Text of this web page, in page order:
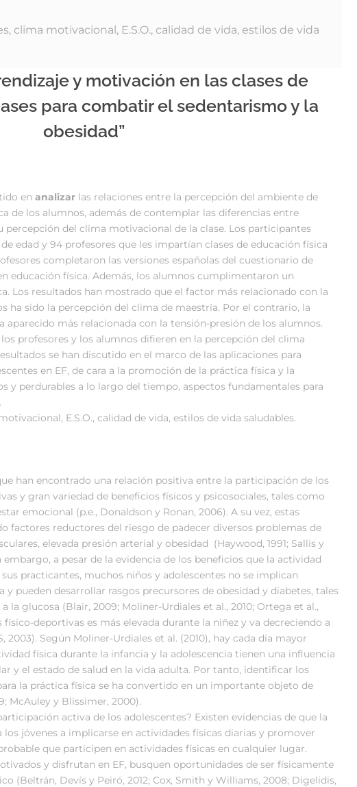
clima motivacional, E.S.O., calidad de vida, estilos de vida
y motivación en las clases de
para combatir el sedentarismo y la
obesidad”
en analizar las relaciones entre la percepción del ambiente de
de los alumnos, además de contemplar las diferencias entre
percepción del clima motivacional de la clase. Los participantes
de edad y 94 profesores que les impartían clases de educación física
completaron las versiones españolas del cuestionario de
educación física. Además, los alumnos cumplimentaron un
Los resultados han mostrado que el factor más relacionado con la
ha sido la percepción del clima de maestría. Por el contrario, la
aparecido más relacionada con la tensión-presión de los alumnos.
profesores y los alumnos difieren en la percepción del clima
se han discutido en el marco de las aplicaciones para
en EF, de cara a la promoción de la práctica física y la
y perdurables a lo largo del tiempo, aspectos fundamentales para
E.S.O., calidad de vida, estilos de vida saludables.
han encontrado una relación positiva entre la participación de los
y gran variedad de beneficios físicos y psicosociales, tales como
emocional (p.e., Donaldson y Ronan, 2006). A su vez, estas
factores reductores del riesgo de padecer diversos problemas de
elevada presión arterial y obesidad (Haywood, 1991; Sallis y
embargo, a pesar de la evidencia de los beneficios que la actividad
practicantes, muchos niños y adolescentes no se implican
pueden desarrollar rasgos precursores de obesidad y diabetes, tales
la glucosa (Blair, 2009; Moliner-Urdiales et al., 2010; Ortega et al.,
físico-deportivas es más elevada durante la niñez y va decreciendo a
2003). Según Moliner-Urdiales et al. (2010), hay cada día mayor
física durante la infancia y la adolescencia tienen una influencia
y el estado de salud en la vida adulta. Por tanto, identificar los
la práctica física se ha convertido en un importante objeto de
McAuley y Blissimer, 2000).
activa de los adolescentes? Existen evidencias de que la
los jóvenes a implicarse en actividades físicas diarias y promover
que participen en actividades físicas en cualquier lugar.
y disfrutan en EF, busquen oportunidades de ser físicamente
(Beltrán, Devís y Peiró, 2012; Cox, Smith y Williams, 2008; Digelidis,